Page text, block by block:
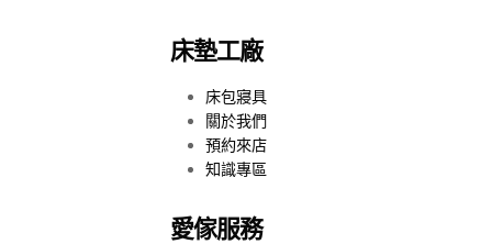
床墊工廠
床包寢具
關於我們
預約來店
知識專區
愛傢服務